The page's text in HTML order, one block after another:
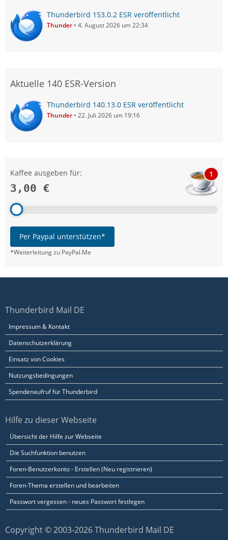
Thunderbird 153.0.2 ESR veröffentlicht
Thunder 4. August 2026 um 22:34
Aktuelle 140 ESR-Version
Thunderbird 140.13.0 ESR veröffentlicht
Thunder 22. Juli 2026 um 19:16
Kaffee ausgeben für:
3,00 €
1
Per Paypal unterstützen*
*Weiterleitung zu PayPal.Me
Thunderbird Mail DE
Impressum & Kontakt
Datenschutzerklärung
Einsatz von Cookies
Nutzungsbedingungen
Spendenaufruf für Thunderbird
Hilfe zu dieser Webseite
Übersicht der Hilfe zur Webseite
Die Suchfunktion benutzen
Foren-Benutzerkonto - Erstellen (Neu registrieren)
Foren-Thema erstellen und bearbeiten
Passwort vergessen - neues Passwort festlegen
Copyright © 2003-2026 Thunderbird Mail DE